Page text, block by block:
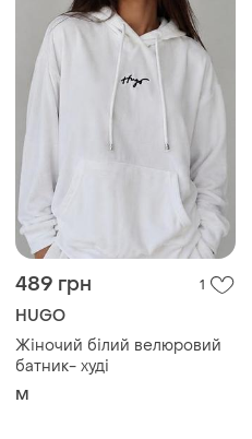
489 грн 1
HUGO
Жіночий білий велюровий
батник- худі
M